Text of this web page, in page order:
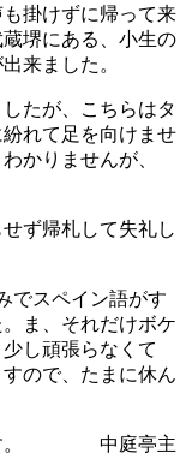
掛けずに帰って来
堺にある、小生の
来ました。
たが、こちらはタ
れて足を向けませ
かりませんが、
ず帰札して失礼し
でスペイン語がす
ま、それだけボケ
し頑張らなくて
ので、たまに休ん
ます。 中庭亭主